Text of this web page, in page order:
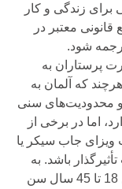
زندگی و کار
معتبر در
شود.
به
که آلمان به
محدودیت‌های سنی
اما در برخی از
جاب سیکر یا
باشد. به
طور معمول، بیشتر متقاضیان باید بین 18 تا 45 سال سن